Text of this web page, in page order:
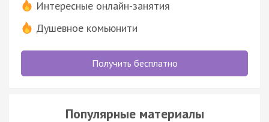
Интересные онлайн-занятия
Душевное комьюнити
Получить бесплатно
Популярные материалы